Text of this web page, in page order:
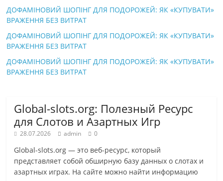
ДОФАМІНОВИЙ ШОПІНГ ДЛЯ ПОДОРОЖЕЙ: ЯК «КУПУВАТИ»
ВРАЖЕННЯ БЕЗ ВИТРАТ
ДОФАМІНОВИЙ ШОПІНГ ДЛЯ ПОДОРОЖЕЙ: ЯК «КУПУВАТИ»
ВРАЖЕННЯ БЕЗ ВИТРАТ
ДОФАМІНОВИЙ ШОПІНГ ДЛЯ ПОДОРОЖЕЙ: ЯК «КУПУВАТИ»
ВРАЖЕННЯ БЕЗ ВИТРАТ
Global-slots.org: Полезный Ресурс
для Слотов и Азартных Игр
28.07.2026 admin 0
Global-slots.org — это веб-ресурс, который
представляет собой обширную базу данных о слотах и
азартных играх. На сайте можно найти информацию